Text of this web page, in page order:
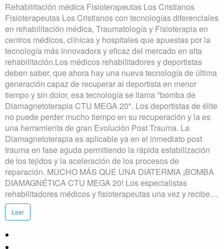
Rehabilitación médica Fisioterapeutas Los Cristianos
Fisioterapeutas Los Cristianos con tecnologías diferenciales
en rehabilitación médica, Traumatología y Fisioterapia en
centros médicos, clínicas y hospitales que apuestas por la
tecnología más innovadora y eficaz del mercado en alta
rehabilitación.Los médicos rehabilitadores y deportistas
deben saber, que ahora hay una nueva tecnología de última
generación capaz de recuperar al deportista en menor
tiempo y sin dolor, esa tecnología se llama "bomba de
Diamagnetoterapia CTU MEGA 20". Los deportistas de élite
no puede perder mucho tiempo en su recuperación y la es
una herramienta de gran Evolución Post Trauma. La
Diamagnetoterapia es aplicable ya en el inmediato post
trauma en fase aguda permitiendo la rápida estabilización
de los tejidos y la aceleración de los procesos de
reparación. MUCHO MÁS QUE UNA DIATERMIA ¡BOMBA
DIAMAGNÉTICA CTU MEGA 20! Los especialistas
rehabilitadores médicos y fisioterapeutas una vez y recibe…
Leer